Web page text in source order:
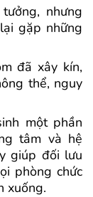
nhưng
gặp những
đã xây kín,
thể, nguy
một phần
tâm và hệ
giúp đối lưu
phòng chức
xuống.